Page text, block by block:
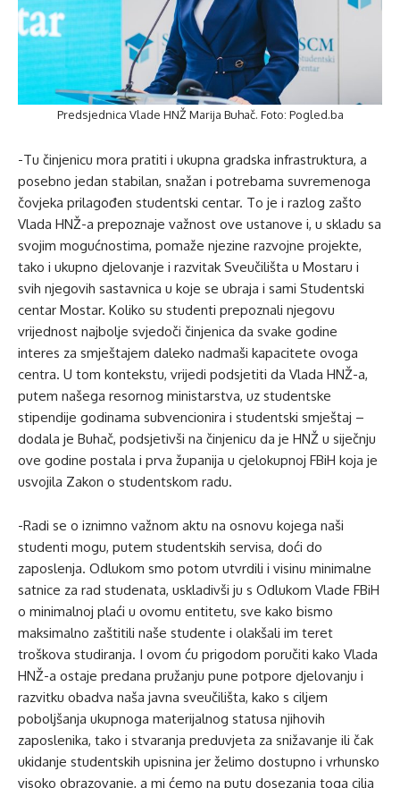
Predsjednica Vlade HNŽ Marija Buhač. Foto: Pogled.ba
-Tu činjenicu mora pratiti i ukupna gradska infrastruktura, a
posebno jedan stabilan, snažan i potrebama suvremenoga
čovjeka prilagođen studentski centar. To je i razlog zašto
Vlada HNŽ-a prepoznaje važnost ove ustanove i, u skladu sa
svojim mogućnostima, pomaže njezine razvojne projekte,
tako i ukupno djelovanje i razvitak Sveučilišta u Mostaru i
svih njegovih sastavnica u koje se ubraja i sami Studentski
centar Mostar. Koliko su studenti prepoznali njegovu
vrijednost najbolje svjedoči činjenica da svake godine
interes za smještajem daleko nadmaši kapacitete ovoga
centra. U tom kontekstu, vrijedi podsjetiti da Vlada HNŽ-a,
putem našega resornog ministarstva, uz studentske
stipendije godinama subvencionira i studentski smještaj –
dodala je Buhač, podsjetivši na činjenicu da je HNŽ u siječnju
ove godine postala i prva županija u cjelokupnoj FBiH koja je
usvojila Zakon o studentskom radu.
-Radi se o iznimno važnom aktu na osnovu kojega naši
studenti mogu, putem studentskih servisa, doći do
zaposlenja. Odlukom smo potom utvrdili i visinu minimalne
satnice za rad studenata, uskladivši ju s Odlukom Vlade FBiH
o minimalnoj plaći u ovomu entitetu, sve kako bismo
maksimalno zaštitili naše studente i olakšali im teret
troškova studiranja. I ovom ću prigodom poručiti kako Vlada
HNŽ-a ostaje predana pružanju pune potpore djelovanju i
razvitku obadva naša javna sveučilišta, kako s ciljem
poboljšanja ukupnoga materijalnog statusa njihovih
zaposlenika, tako i stvaranja preduvjeta za snižavanje ili čak
ukidanje studentskih upisnina jer želimo dostupno i vrhunsko
visoko obrazovanje, a mi ćemo na putu dosezanja toga cilja